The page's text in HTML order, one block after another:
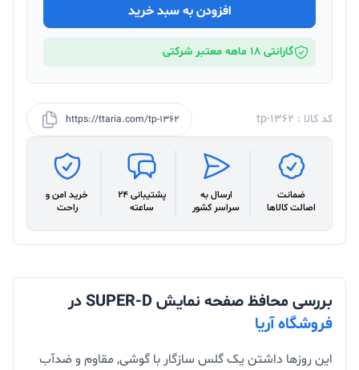
افزودن به سبد خرید
گارانتی 18 ماهه معتبر شرکتی
کد کالا : tp-1362 https://ttaria.com/tp-1362
ضمانت
اصالت کالاها
ارسال به
سراسر کشور
پشتیبانی 24
ساعته
خرید امن و
راحت
بررسی محافظ صفحه نمایش SUPER-D در
فروشگاه آریا
این روزها داشتن یک گلس سازگار با گوشی, مقاوم و ضدآب